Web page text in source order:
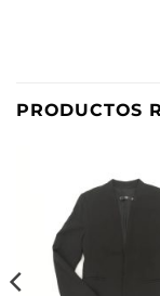
PRODUCTOS